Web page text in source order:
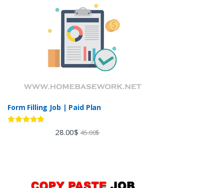
Form Filling Job | Paid Plan
28.00$ 45.00$